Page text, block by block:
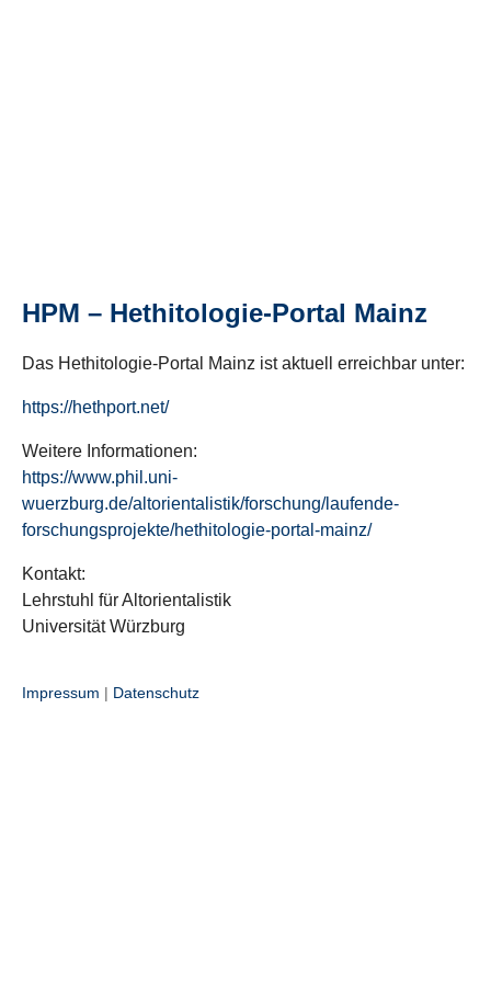
HPM – Hethitologie-Portal Mainz
Das Hethitologie-Portal Mainz ist aktuell erreichbar unter:
https://hethport.net/
Weitere Informationen:
https://www.phil.uni-
wuerzburg.de/altorientalistik/forschung/laufende-
forschungsprojekte/hethitologie-portal-mainz/
Kontakt:
Lehrstuhl für Altorientalistik
Universität Würzburg
Impressum | Datenschutz